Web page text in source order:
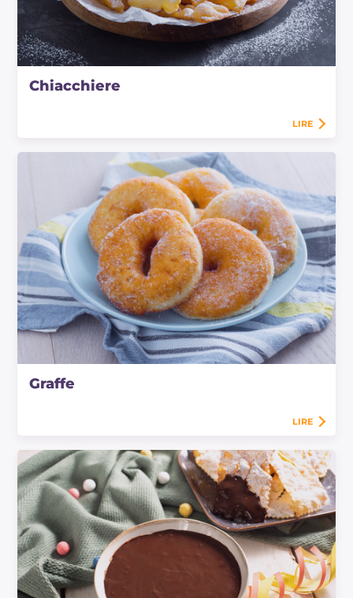
Chiacchiere
LIRE
Graffe
LIRE